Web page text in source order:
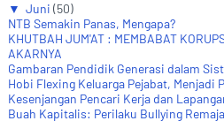
▼ Juni (50)
NTB Semakin Panas, Mengapa?
KHUTBAH JUM'AT : MEMBABAT
AKARNYA
Gambaran Pendidik Generasi dalam
Hobi Flexing Keluarga Pejabat, Menjadi
Kesenjangan Pencari Kerja dan
Buah Kapitalis: Perilaku Bullying